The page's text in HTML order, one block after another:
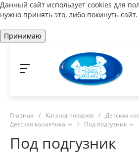
Данный сайт использует cookies для
нужно принять это, либо покинуть сайт.
Принимаю
Главная / Каталог товаров / Детская
Детская косметика
/ Под подгузник
Под подгузник